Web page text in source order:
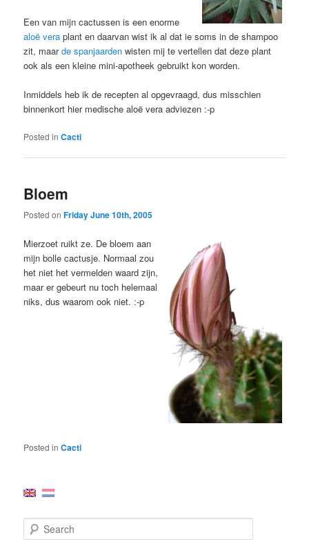
Een van mijn cactussen is een enorme
aloë vera plant en daarvan wist ik al dat ie soms in de shampoo
zit, maarde spanjaarden wisten mij te vertellen dat deze plant
ook als een kleine mini-apotheek gebruikt kon worden.
Inmiddels heb ik de recepten al opgevraagd, dus misschien
binnenkort hier medische aloë vera adviezen :-p
Posted in Cacti
Bloem
Posted onFriday June 10th, 2005
Mierzoet ruikt ze. De bloem aan
mijn bolle cactusje. Normaal zou
het niet het vermelden waard zijn,
maar er gebeurt nu toch helemaal
niks, dus waarom ook niet. :-p
Posted in Cacti
e